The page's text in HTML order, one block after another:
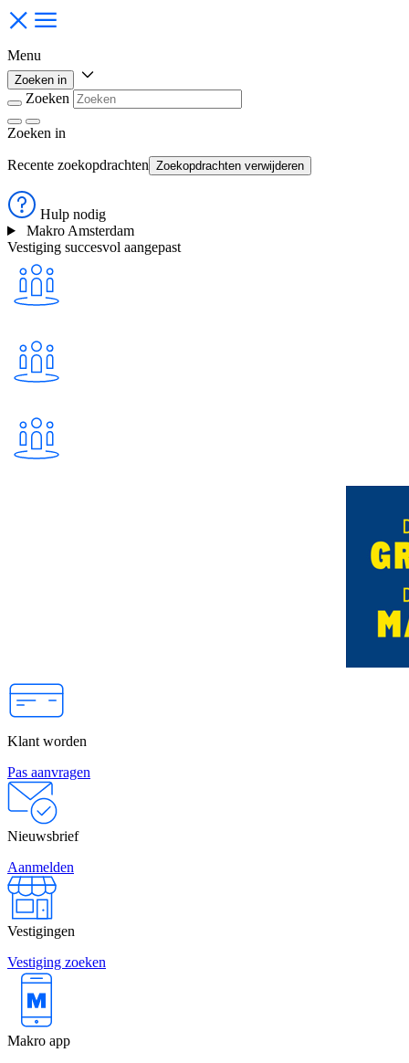
Menu
Zoeken in
Zoeken
Zoeken in
Recente zoekopdrachten Zoekopdrachten verwijderen
Hulp nodig
Makro Amsterdam
Vestiging succesvol aangepast
Klant worden
Pas aanvragen
Nieuwsbrief
Aanmelden
Vestigingen
Vestiging zoeken
Makro app